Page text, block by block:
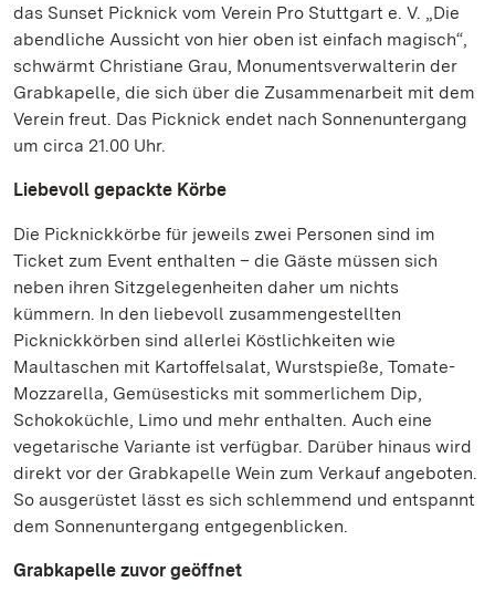
das Sunset Picknick vom Verein Pro Stuttgart e. V. „Die
abendliche Aussicht von hier oben ist einfach magisch“,
schwärmt Christiane Grau, Monumentsverwalterin der
Grabkapelle, die sich über die Zusammenarbeit mit dem
Verein freut. Das Picknick endet nach Sonnenuntergang
um circa 21.00 Uhr.
Liebevoll gepackte Körbe
Die Picknickkörbe für jeweils zwei Personen sind im
Ticket zum Event enthalten – die Gäste müssen sich
neben ihren Sitzgelegenheiten daher um nichts
kümmern. In den liebevoll zusammengestellten
Picknickkörben sind allerlei Köstlichkeiten wie
Maultaschen mit Kartoffelsalat, Wurstspieße, Tomate-
Mozzarella, Gemüsesticks mit sommerlichem Dip,
Schokoküchle, Limo und mehr enthalten. Auch eine
vegetarische Variante ist verfügbar. Darüber hinaus wird
direkt vor der Grabkapelle Wein zum Verkauf angeboten.
So ausgerüstet lässt es sich schlemmend und entspannt
dem Sonnenuntergang entgegenblicken.
Grabkapelle zuvor geöffnet